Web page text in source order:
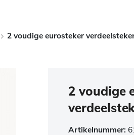
2 voudige eurosteker
2 voudige
Artikelnummer: